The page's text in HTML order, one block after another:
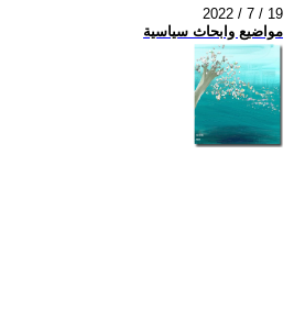
2022 / 7 / 19
مواضيع وابحاث سياسية